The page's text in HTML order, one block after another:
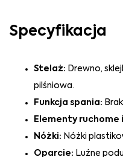
Specyfikacja
Stelaż: Drewno,
pilśniowa.
Funkcja spania:
Elementy ruchome
Nóżki: Nóżki
Oparcie: Luźne